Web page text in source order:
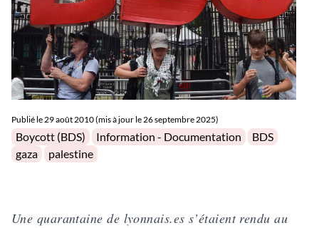
Publié le 29 août 2010 (mis à jour le 26 septembre 2025)
Posted in
Boycott (BDS) Information - Documentation Tags:
BDS
gaza
palestine
Une quarantaine de lyonnais.es s’étaient rendu au